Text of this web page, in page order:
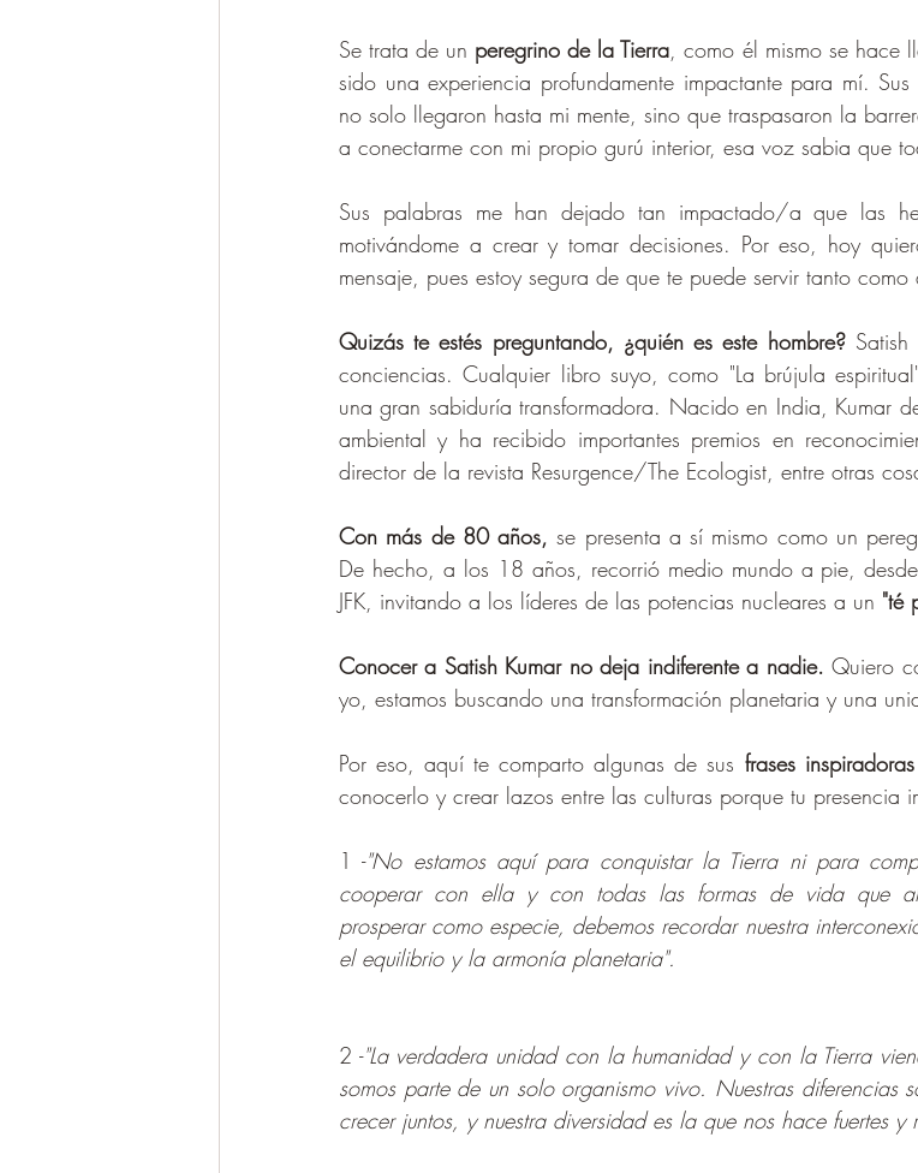
Se trata de un peregrino de la Tierra , como él mismo se hace
sido una experiencia profundamente impactante para mí.
no solo llegaron hasta mi mente, sino que traspasaron la
a conectarme con mi propio gurú interior, esa voz sabia que
Sus palabras me han dejado tan impactado/a que las
motivándome a crear y tomar decisiones. Por eso, hoy
mensaje, pues estoy segura de que te puede servir tanto como
Quizás te estés preguntando, ¿quién es este hombre? Satish
conciencias. Cualquier libro suyo, como "La brújula
una gran sabiduría transformadora. Nacido en India, Kumar
ambiental y ha recibido importantes premios en
director de la revista Resurgence/The Ecologist, entre otras
Con más de 80 años, se presenta a sí mismo como un
De hecho, a los 18 años, recorrió medio mundo a pie,
JFK, invitando a los líderes de las potencias nucleares a un "té
Conocer a Satish Kumar no deja indiferente a nadie. Quiero
yo, estamos buscando una transformación planetaria y una
Por eso, aquí te comparto algunas de sus frases inspiradoras
conocerlo y crear lazos entre las culturas porque tu presencia
1 -"No estamos aquí para conquistar la Tierra ni para
cooperar con ella y con todas las formas de vida que
prosperar como especie, debemos recordar nuestra
el equilibrio y la armonía planetaria".
2 -"La verdadera unidad con la humanidad y con la Tierra
somos parte de un solo organismo vivo. Nuestras diferencias
crecer juntos, y nuestra diversidad es la que nos hace fuertes y